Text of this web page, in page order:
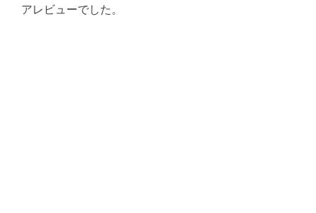
アレビューでした。